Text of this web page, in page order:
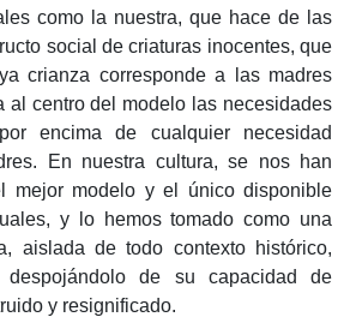
como la nuestra, que hace de las
social de criaturas inocentes, que
crianza corresponde a las madres
al centro del modelo las necesidades
encima de cualquier necesidad
En nuestra cultura, se nos han
mejor modelo y el único disponible
y lo hemos tomado como una
aislada de todo contexto histórico,
de su capacidad de
y resignificado.